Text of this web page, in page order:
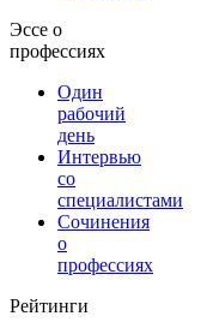
Эссе о
профессиях
Один
рабочий
день
Интервью
со
специалистами
Сочинения
о
профессиях
Рейтинги